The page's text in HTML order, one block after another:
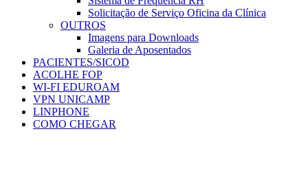
Solicitação de Serviço Oficina da Clínica
OUTROS
Imagens para Downloads
Galeria de Aposentados
PACIENTES/SICOD
ACOLHE FOP
WI-FI EDUROAM
VPN UNICAMP
LINPHONE
COMO CHEGAR